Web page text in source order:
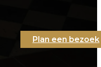
Plan een bezoek